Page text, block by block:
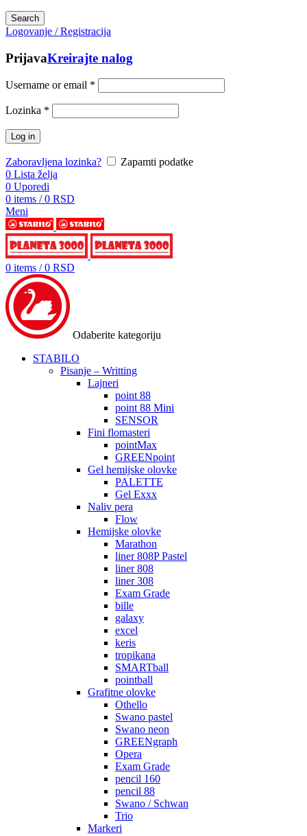
Search
Logovanje / Registracija
PrijavaKreirajte nalog
Username or email *
Lozinka *
Log in
Zaboravljena lozinka?
Zapamti podatke
0 Lista želja
0 Uporedi
0 items / 0 RSD
Meni
0 items / 0 RSD
Odaberite kategoriju
STABILO
Pisanje – Writting
Lajneri
point 88
point 88 Mini
SENSOR
Fini flomasteri
pointMax
GREENpoint
Gel hemijske olovke
PALETTE
Gel Exxx
Naliv pera
Flow
Hemijske olovke
Marathon
liner 808P Pastel
liner 808
liner 308
Exam Grade
bille
galaxy
excel
keris
tropikana
SMARTball
pointball
Grafitne olovke
Othello
Swano pastel
Swano neon
GREENgraph
Opera
Exam Grade
pencil 160
pencil 88
Swano / Schwan
Trio
Markeri